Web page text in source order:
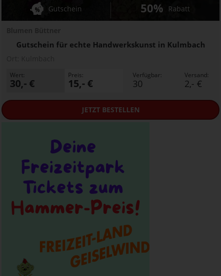
Gutschein für echte Handwerkskunst in Kulmbach
Gutschein 50% Rabatt
Wert:
30,- €
Preis:
15,- €
Verfügbar:
30
Versand:
2,- €
JETZTBESTELLEN